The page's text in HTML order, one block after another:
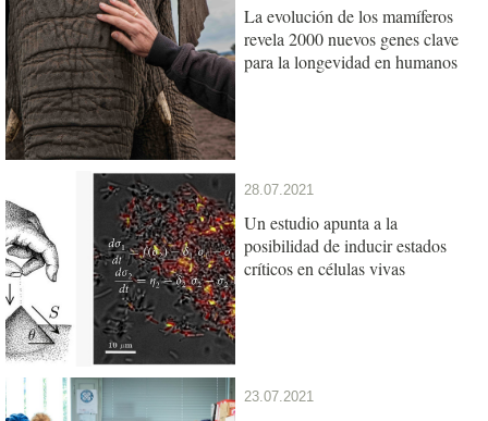
La evolución de los mamíferos
revela 2000 nuevos genes clave
para la longevidad en humanos
28.07.2021
Un estudio apunta a la
posibilidad de inducir estados
críticos en células vivas
23.07.2021